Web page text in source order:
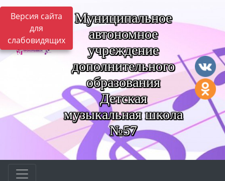
Версия сайта
для
слабовидящих
Муниципальное
автономное
учреждение
дополнительного
образования
Детская
музыкальная школа
№57